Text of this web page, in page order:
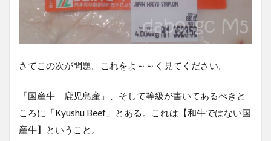
さてこの次が問題。これをよ～～く見てください。
「国産牛 鹿児島産」、そして等級が書いてあるべきと
ころに「Kyushu Beef」とある。これは【和牛ではない国
産牛】ということ。